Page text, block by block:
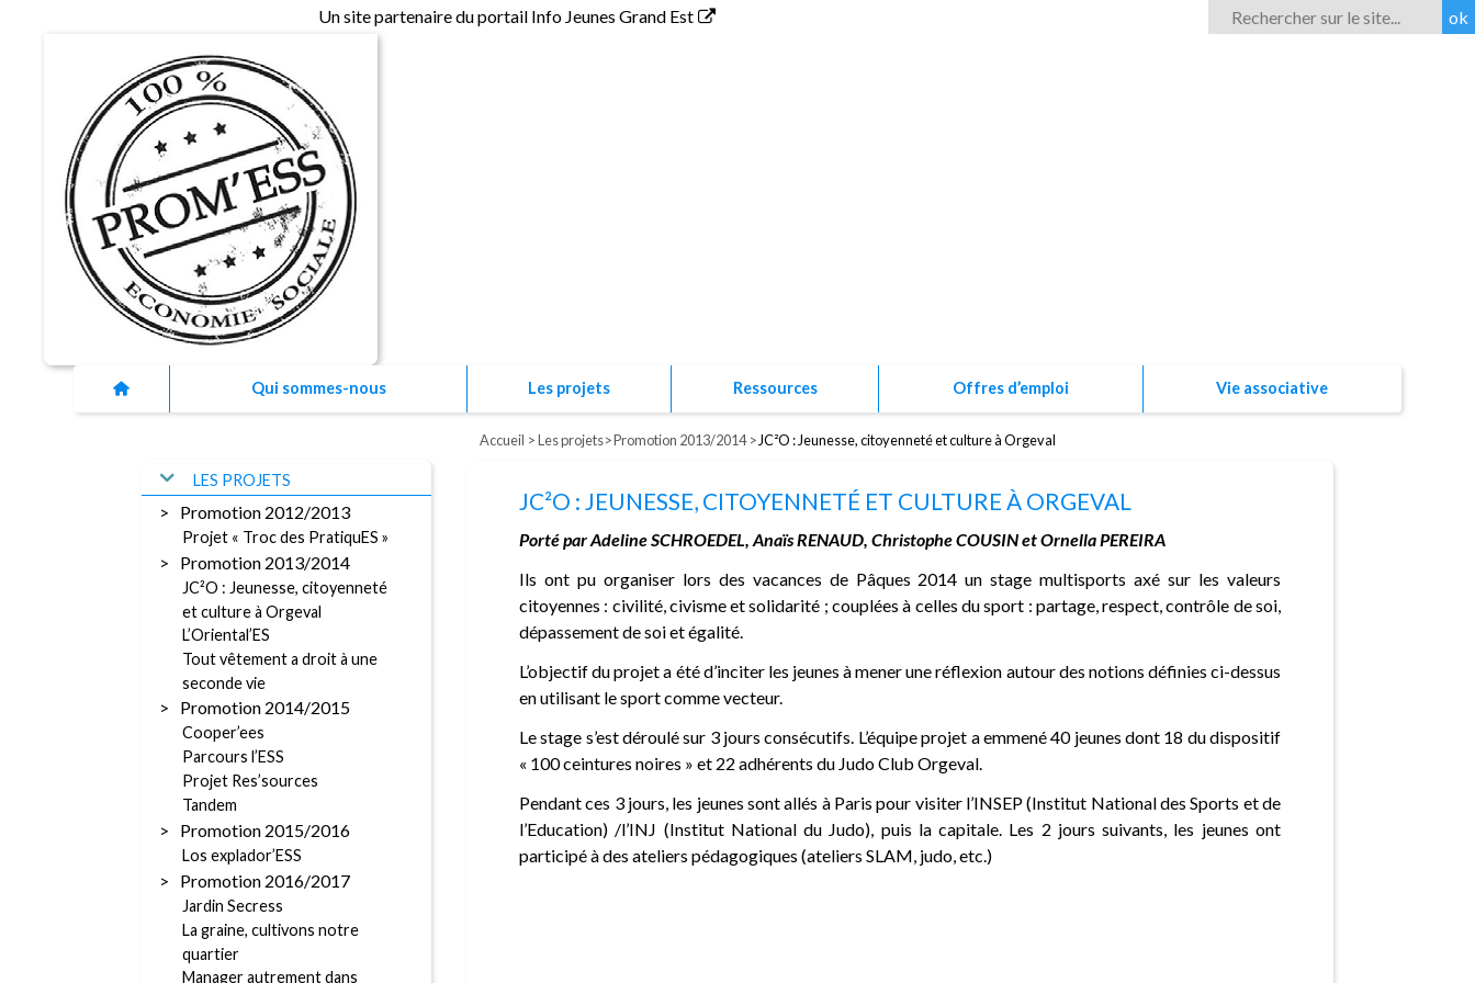
Un site partenaire du portail Info Jeunes Grand Est
Qui sommes-nous Les projets Ressources Offres d’emploi Vie associative
Accueil Les projets Promotion 2013/2014 JC²O : Jeunesse, citoyenneté et culture à Orgeval
JC²O : JEUNESSE, CITOYENNETÉ ET CULTURE À ORGEVAL
Porté par Adeline SCHROEDEL, Anaïs RENAUD, Christophe COUSIN et Ornella PEREIRA
Ils ont pu organiser lors des vacances de Pâques 2014 un stage multisports axé sur les valeurs
citoyennes : civilité, civisme et solidarité ; couplées à celles du sport : partage, respect, contrôle de soi,
dépassement de soi et égalité.
L’objectif du projet a été d’inciter les jeunes à mener une réflexion autour des notions définies ci-dessus
en utilisant le sport comme vecteur.
Le stage s’est déroulé sur 3 jours consécutifs. L’équipe projet a emmené 40 jeunes dont 18 du dispositif
« 100 ceintures noires » et 22 adhérents du Judo Club Orgeval.
Pendant ces 3 jours, les jeunes sont allés à Paris pour visiter l’INSEP (Institut National des Sports et de
l’Education) /l’INJ (Institut National du Judo), puis la capitale. Les 2 jours suivants, les jeunes ont
participé à des ateliers pédagogiques (ateliers SLAM, judo, etc.)
LES PROJETS
Promotion 2012/2013
Projet « Troc des PratiquES »
Promotion 2013/2014
JC²O : Jeunesse, citoyenneté
et culture à Orgeval
L’Oriental’ES
Tout vêtement a droit à une
seconde vie
Promotion 2014/2015
Cooper’ees
Parcours l’ESS
Projet Res’sources
Tandem
Promotion 2015/2016
Los explador’ESS
Promotion 2016/2017
Jardin Secress
La graine, cultivons notre
quartier
Manager autrement dans